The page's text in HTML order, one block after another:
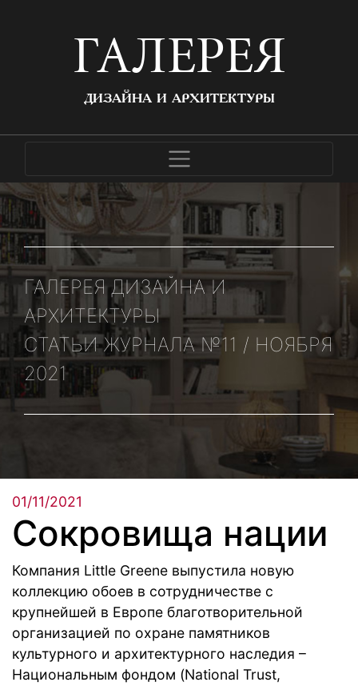
ГАЛЕРЕЯ
ДИЗАЙНА И АРХИТЕКТУРЫ
ГАЛЕРЕЯ ДИЗАЙНА И
АРХИТЕКТУРЫ
СТАТЬИ ЖУРНАЛА №11 / НОЯБРЯ
2021
01/11/2021
Сокровища нации
Компания Little Greene выпустила новую
коллекцию обоев в сотрудничестве с
крупнейшей в Европе благотворительной
организацией по охране памятников
культурного и архитектурного наследия –
Национальным фондом (National Trust,